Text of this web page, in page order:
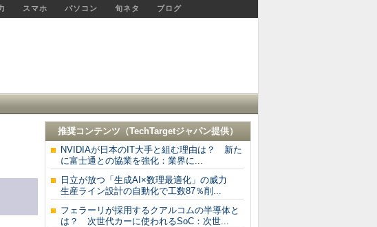
スマホ パソコン 旬ネタ ブログ
推奨コンテンツ（TechTargetジャパン提供）
NVIDIAが日本のIT大手と組む理由は？ 新た
に富士通との協業を強化：業界に...
日立が放つ「生成AI×数理最適化」の威力
生産ライン設計の自動化で工数87％削...
フェラーリが採用するクアルコムの半導体と
は？ 次世代カーに使われるSoC：次世...